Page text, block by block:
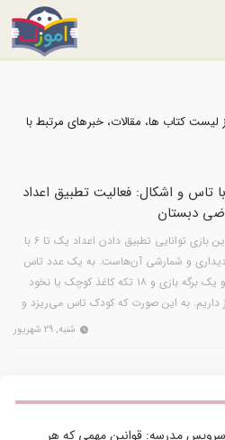
لیست کتاب ها، مقالات، خبرهای مرتبط با
تاس و اشکال: فعالیت تطبیق اعداد
دبستان
هدف این بازی توانایی تطبیق دادن اعداد یک تا ۶ با
دیداری و شمارشی آن‌هاست. به یک عدد تاس
عددی و یک برگه بازی و ۱۸ تکه کاغذ کوچک یا نخود
داریم. به این صورت که کودک تاس می‌ریزد و
شنبه, ۲۹ شهریور
سرویس مدرسه: قوانین مهمی که هر